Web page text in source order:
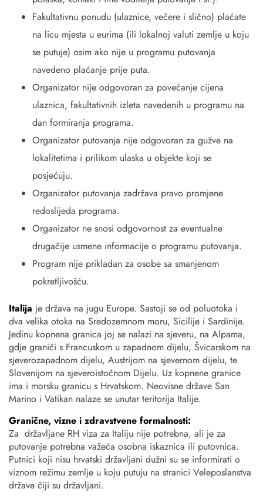
Fakultativnu ponudu (ulaznice, večere i slično) plaćate
na licu mjesta u eurima (ili lokalnoj valuti zemlje u koju
se putuje) osim ako nije u programu putovanja
navedeno plaćanje prije puta.
Organizator nije odgovoran za povećanje cijena
ulaznica, fakultativnih izleta navedenih u programu na
dan formiranja programa.
Organizator putovanja nije odgovoran za gužve na
lokalitetima i prilikom ulaska u objekte koji se
posjećuju.
Organizator putovanja zadržava pravo promjene
redoslijeda programa.
Organizator ne snosi odgovornost za eventualne
drugačije usmene informacije o programu putovanja.
Program nije prikladan za osobe sa smanjenom
pokretljivošću.
Italija je država na jugu Europe. Sastoji se od poluotoka i
dva velika otoka na Sredozemnom moru, Sicilije i Sardinije.
Jedinu kopnena granica joj se nalazi na sjeveru, na Alpama,
gdje graniči s Francuskom u zapadnom dijelu, Švicarskom na
sjeverozapadnom dijelu, Austrijom na sjevernom dijelu, te
Slovenijom na sjeveroistočnom Dijelu. Uz kopnene granice
ima i morsku granicu s Hrvatskom. Neovisne države San
Marino i Vatikan nalaze se unutar teritorija Italije.
Granične, vizne i zdravstvene formalnosti:
Za državljane RH viza za Italiju nije potrebna, ali je za
putovanje potrebna važeća osobna iskaznica ili putovnica.
Putnici koji nisu hrvatski državljani dužni su se informirati o
viznom režimu zemlje u koju putuju na stranici Veleposlanstva
države čiji su državljani.